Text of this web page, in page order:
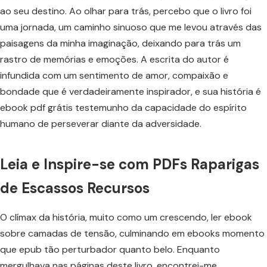
ao seu destino. Ao olhar para trás, percebo que o livro foi
uma jornada, um caminho sinuoso que me levou através das
paisagens da minha imaginação, deixando para trás um
rastro de memórias e emoções. A escrita do autor é
infundida com um sentimento de amor, compaixão e
bondade que é verdadeiramente inspirador, e sua história é
ebook pdf grátis testemunho da capacidade do espírito
humano de perseverar diante da adversidade.
Leia e Inspire-se com PDFs Raparigas
de Escassos Recursos
O clímax da história, muito como um crescendo, ler ebook
sobre camadas de tensão, culminando em ebooks momento
que epub tão perturbador quanto belo. Enquanto